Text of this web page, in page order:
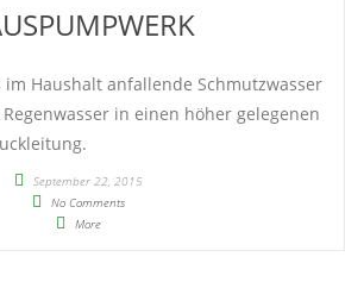
Haushalt anfallende Schmutzwasser
in einen höher gelegenen
September 22, 2015
No Comments
More